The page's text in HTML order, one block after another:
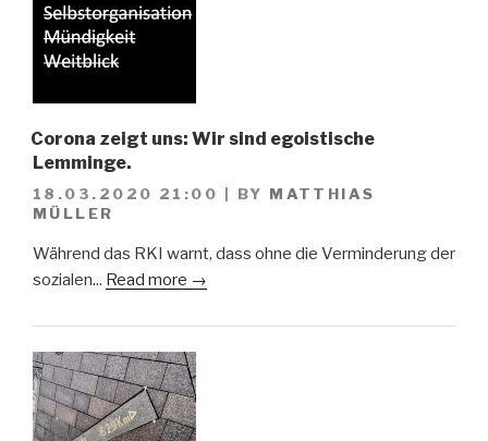
Corona zeigt uns: Wir sind egoistische
Lemminge.
18.03.2020 21:00 | BY MATTHIAS
MÜLLER
Während das RKI warnt, dass ohne die Verminderung der
sozialen... Read more →